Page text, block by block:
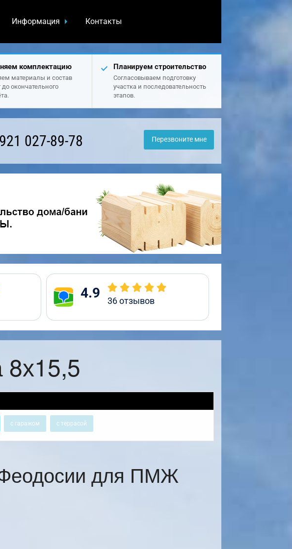
Информация Контакты
комплектацию
материалы и состав
до окончательного
Планируем строительство
Согласовываем подготовку
участка и последовательность
этапов.
027-89-78 Перезвоните мне
4.9 36отзывов
с гаражом с террасой
для ПМЖ